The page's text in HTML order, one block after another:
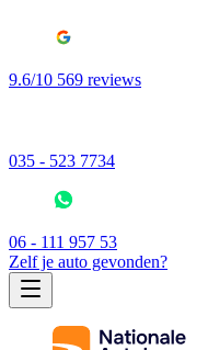
9.6/10 569 reviews
035 - 523 7734
06 - 111 957 53
Zelf je auto gevonden?